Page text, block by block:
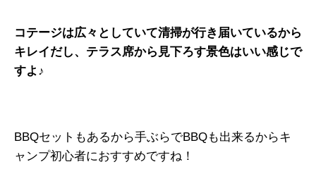
コテージは広々としていて清掃が行き届いているから
キレイだし、テラス席から見下ろす景色はいい感じで
すよ♪
BBQセットもあるから手ぶらでBBQも出来るからキ
ャンプ初心者におすすめですね！